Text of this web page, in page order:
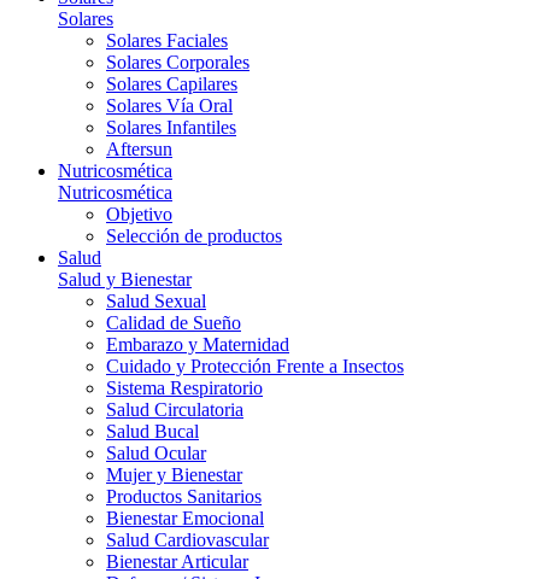
Solares
Solares Faciales
Solares Corporales
Solares Capilares
Solares Vía Oral
Solares Infantiles
Aftersun
Nutricosmética
Nutricosmética
Objetivo
Selección de productos
Salud
Salud y Bienestar
Salud Sexual
Calidad de Sueño
Embarazo y Maternidad
Cuidado y Protección Frente a Insectos
Sistema Respiratorio
Salud Circulatoria
Salud Bucal
Salud Ocular
Mujer y Bienestar
Productos Sanitarios
Bienestar Emocional
Salud Cardiovascular
Bienestar Articular